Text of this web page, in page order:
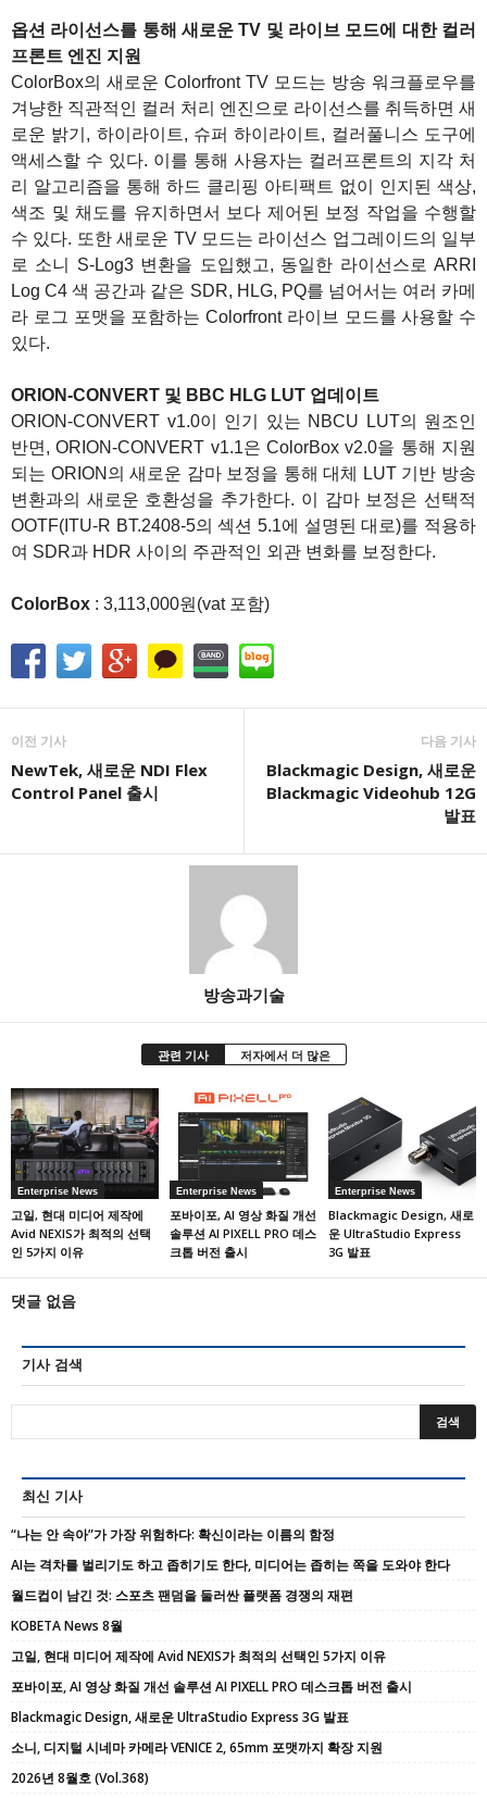
옵션 라이선스를 통해 새로운 TV 및 라이브 모드에 대한 컬러
프론트 엔진 지원
ColorBox의 새로운 Colorfront TV 모드는 방송 워크플로우를
겨냥한 직관적인 컬러 처리 엔진으로 라이선스를 취득하면 새
로운 밝기, 하이라이트, 슈퍼 하이라이트, 컬러풀니스 도구에
액세스할 수 있다. 이를 통해 사용자는 컬러프론트의 지각 처
리 알고리즘을 통해 하드 클리핑 아티팩트 없이 인지된 색상,
색조 및 채도를 유지하면서 보다 제어된 보정 작업을 수행할
수 있다. 또한 새로운 TV 모드는 라이선스 업그레이드의 일부
로 소니 S-Log3 변환을 도입했고, 동일한 라이선스로 ARRI
Log C4 색 공간과 같은 SDR, HLG, PQ를 넘어서는 여러 카메
라 로그 포맷을 포함하는 Colorfront 라이브 모드를 사용할 수
있다.
ORION-CONVERT 및 BBC HLG LUT 업데이트
ORION-CONVERT v1.0이 인기 있는 NBCU LUT의 원조인
반면, ORION-CONVERT v1.1은 ColorBox v2.0을 통해 지원
되는 ORION의 새로운 감마 보정을 통해 대체 LUT 기반 방송
변환과의 새로운 호환성을 추가한다. 이 감마 보정은 선택적
OOTF(ITU-R BT.2408-5의 섹션 5.1에 설명된 대로)를 적용하
여 SDR과 HDR 사이의 주관적인 외관 변화를 보정한다.
ColorBox : 3,113,000원(vat 포함)
이전 기사
NewTek, 새로운 NDI Flex
Control Panel 출시
다음 기사
Blackmagic Design, 새로운
Blackmagic Videohub 12G
발표
방송과기술
관련 기사 저자에서 더 많은
Enterprise News
고일, 현대 미디어 제작에
Avid NEXIS가 최적의 선택
인 5가지 이유
Enterprise News
포바이포, AI 영상 화질 개선
솔루션 AI PIXELL PRO 데스
크톱 버전 출시
Enterprise News
Blackmagic Design, 새로
운 UltraStudio Express
3G 발표
댓글 없음
기사 검색
최신 기사
“나는 안 속아”가 가장 위험하다: 확신이라는 이름의 함정
AI는 격차를 벌리기도 하고 좁히기도 한다, 미디어는 좁히는 쪽을 도와야 한다
월드컵이 남긴 것: 스포츠 팬덤을 둘러싼 플랫폼 경쟁의 재편
KOBETA News 8월
고일, 현대 미디어 제작에 Avid NEXIS가 최적의 선택인 5가지 이유
포바이포, AI 영상 화질 개선 솔루션 AI PIXELL PRO 데스크톱 버전 출시
Blackmagic Design, 새로운 UltraStudio Express 3G 발표
소니, 디지털 시네마 카메라 VENICE 2, 65mm 포맷까지 확장 지원
2026년 8월호 (Vol.368)